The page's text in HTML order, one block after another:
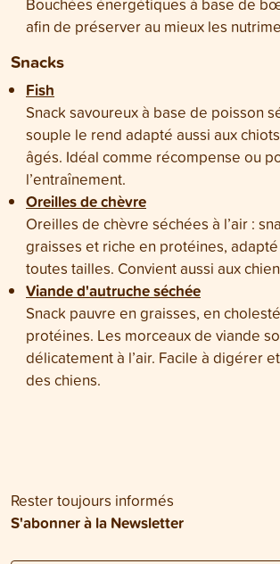
Bouchées énergétiques à base de
afin de préserver au mieux les
Snacks
Fish
Snack savoureux à base de poisson
souple le rend adapté aussi aux
âgés. Idéal comme récompense ou
l’entraînement.
Oreilles de chèvre
Oreilles de chèvre séchées à l’air :
graisses et riche en protéines,
toutes tailles. Convient aussi aux
Viande d'autruche séchée
Snack pauvre en graisses, en
protéines. Les morceaux de viande
délicatement à l’air. Facile à digérer
des chiens.
Rester toujours informés
S'abonner à la Newsletter